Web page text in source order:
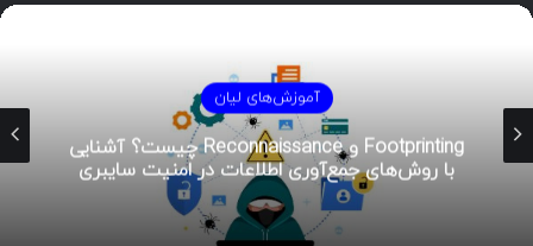
آموزش‌های لیان
هوش تهدیدات سایبری (CTI)؛ راهنمای جامع از
تحلیل تا مدیریت رخداد